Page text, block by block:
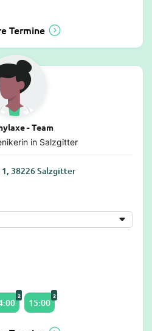
Termine
- Team
in Salzgitter
38226 Salzgitter
2
15:00
2